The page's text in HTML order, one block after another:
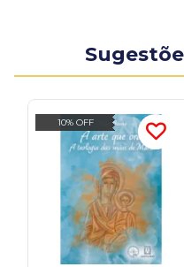
10% OFF